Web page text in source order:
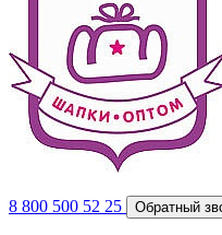
8 800 500 52 25 Обратный